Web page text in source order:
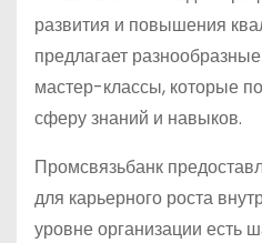
развития и повышения
предлагает
мастер-классы, которые
сферу знаний и навыков.
Промсвязьбанк
для карьерного роста
уровне организации есть